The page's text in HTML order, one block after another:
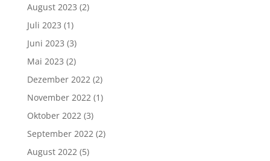
August 2023 (2)
Juli 2023 (1)
Juni 2023 (3)
Mai 2023 (2)
Dezember 2022 (2)
November 2022 (1)
Oktober 2022 (3)
September 2022 (2)
August 2022 (5)